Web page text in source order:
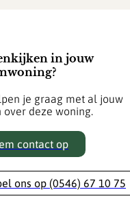
in jouw
je graag met al jouw
over deze woning.
contact op
ons op (0546) 67 10 75